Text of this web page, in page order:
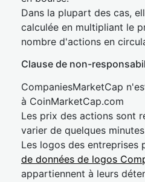
Dans la plupart des cas,
calculée en multipliant le
nombre d'actions en
Clause de non-
CompaniesMarketCap
à CoinMarketCap.com
Les prix des actions sont
varier de quelques
Les logos des entreprises
de données de logos
appartiennent à leurs